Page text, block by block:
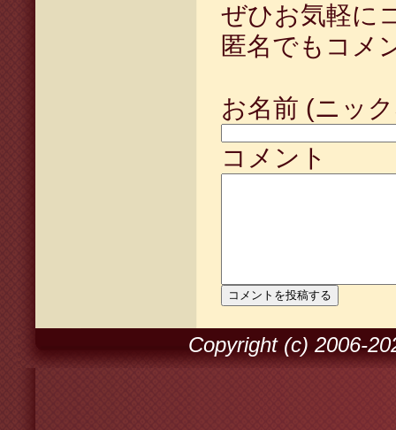
ぜひお気軽に
匿名でもコメ
お名前 (ニッ
コメント
Copyright (c) 2006-